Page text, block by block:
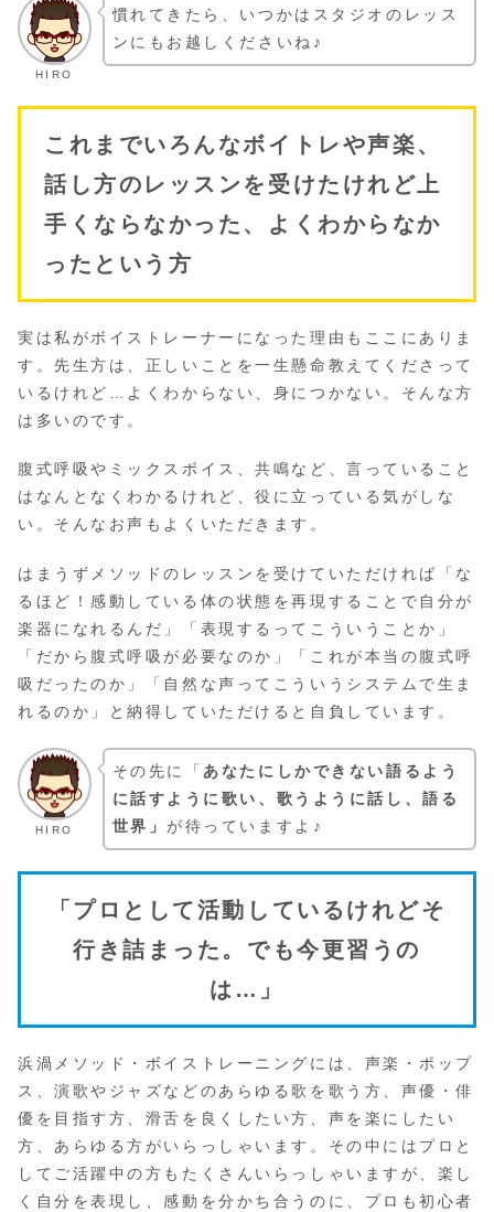
HIRO
慣れてきたら、いつかはスタジオのレッス
ンにもお越しくださいね♪
これまでいろんなボイトレや声楽、
話し方のレッスンを受けたけれど上
手くならなかった、よくわからなか
ったという方
実は私がボイストレーナーになった理由もここにありま
す。先生方は、正しいことを一生懸命教えてくださって
いるけれど…よくわからない、身につかない。そんな方
は多いのです。
腹式呼吸やミックスボイス、共鳴など、言っていること
はなんとなくわかるけれど、役に立っている気がしな
い。そんなお声もよくいただきます。
はまうずメソッドのレッスンを受けていただければ「な
るほど！感動している体の状態を再現することで自分が
楽器になれるんだ」「表現するってこういうことか」
「だから腹式呼吸が必要なのか」「これが本当の腹式呼
吸だったのか」「自然な声ってこういうシステムで生ま
れるのか」と納得していただけると自負しています。
HIRO
その先に「 あなたにしかできない語るよう
に話すように歌い、歌うように話し、語る
世界」 が待っていますよ♪
「プロとして活動しているけれどそ
行き詰まった。でも今更習うの
は…」
浜渦メソッド・ボイストレーニングには、声楽・ポップ
ス、演歌やジャズなどのあらゆる歌を歌う方、声優・俳
優を目指す方、滑舌を良くしたい方、声を楽にしたい
方、あらゆる方がいらっしゃいます。その中にはプロと
してご活躍中の方もたくさんいらっしゃいますが、楽し
く自分を表現し、感動を分かち合うのに、プロも初心者